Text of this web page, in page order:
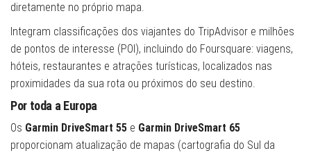
diretamente no próprio mapa.
Integram classificações dos viajantes do TripAdvisor e milhões
de pontos de interesse (POI), incluindo do Foursquare: viagens,
hóteis, restaurantes e atrações turísticas, localizados nas
proximidades da sua rota ou próximos do seu destino.
Por toda a Europa
Os Garmin DriveSmart 55 e Garmin DriveSmart 65
proporcionam atualização de mapas (cartografia do Sul da